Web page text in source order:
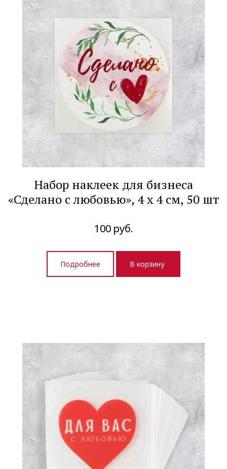
Набор наклеек для бизнеса
«Сделано с любовью», 4 х 4 см, 50 шт
100 руб.
Подробнее В корзину